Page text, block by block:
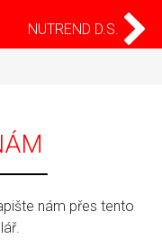
NUTREND D.S.
nám přes tento